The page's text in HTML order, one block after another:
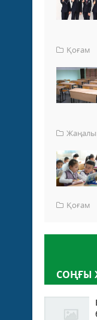
Қоғам
Қоғам
СОҢҒЫ